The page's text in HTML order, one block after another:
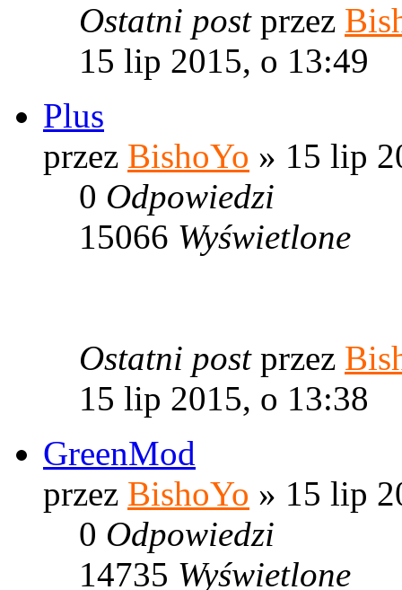
Ostatni post przez
15 lip 2015, o 13:49
Plus
przez BishoYo » 15 lip
0 Odpowiedzi
15066 Wyświetlone
Ostatni post przez
15 lip 2015, o 13:38
GreenMod
przez BishoYo » 15 lip
0 Odpowiedzi
14735 Wyświetlone